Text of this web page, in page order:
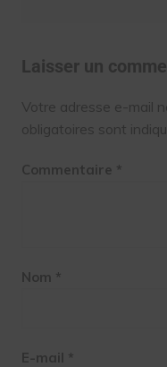
Laisser un
Votre adresse e-mail
obligatoires sont
Commentaire *
Nom *
E-mail *